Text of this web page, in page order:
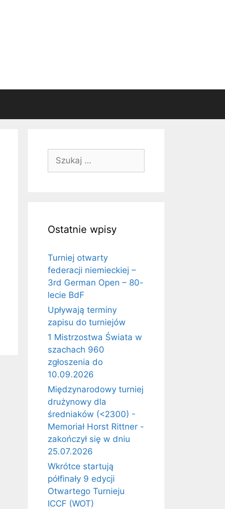
Ostatnie wpisy
Turniej otwarty
federacji niemieckiej –
3rd German Open – 80-
lecie BdF
Upływają terminy
zapisu do turniejów
1 Mistrzostwa Świata w
szachach 960
zgłoszenia do
10.09.2026
Międzynarodowy turniej
drużynowy dla
średniaków (<2300) -
Memoriał Horst Rittner -
zakończył się w dniu
25.07.2026
Wkrótce startują
półfinały 9 edycji
Otwartego Turnieju
ICCF (WOT)